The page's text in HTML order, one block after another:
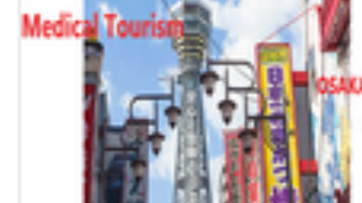
khoa Shonan Kamakura）
治療
2026.01.12